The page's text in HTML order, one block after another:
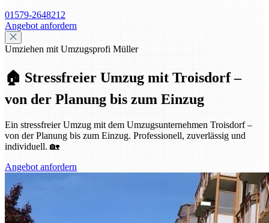
01579-2648212
Angebot anfordern
Umziehen mit Umzugsprofi Müller
🏠 Stressfreier Umzug mit Troisdorf –
von der Planung bis zum Einzug
Ein stressfreier Umzug mit dem Umzugsunternehmen Troisdorf –
von der Planung bis zum Einzug. Professionell, zuverlässig und
individuell. 🏡
Angebot anfordern